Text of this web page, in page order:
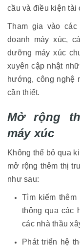
cầu và điều kiện tài
Tham gia vào
doanh máy xúc,
dưỡng máy xúc
xuyên cập nhật
hướng, công nghệ
cần thiết.
Mở rộng
máy xúc
Không thể bỏ qua
mở rộng thêm thị
như sau:
Tìm kiếm thêm
thông qua các
các nhà thầu
Phát triển hệ